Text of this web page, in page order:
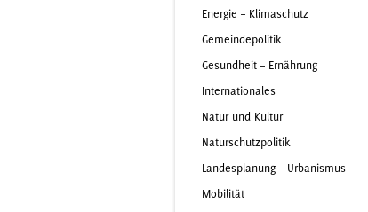
Energie – Klimaschutz
Gemeindepolitik
Gesundheit – Ernährung
Internationales
Natur und Kultur
Naturschutzpolitik
Landesplanung – Urbanismus
Mobilität